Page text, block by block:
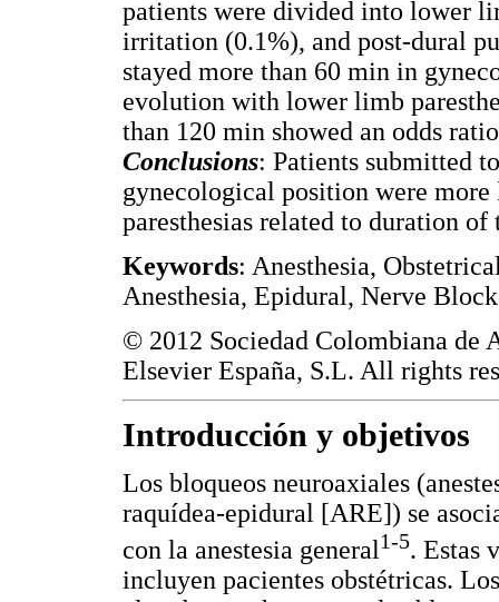
patients were divided into lower
irritation (0.1%), and post-dural
stayed more than 60 min in
evolution with lower limb
than 120 min showed an odds
Conclusions: Patients submitted
gynecological position were
paresthesias related to duration
Keywords: Anesthesia,
Anesthesia, Epidural, Nerve
© 2012 Sociedad Colombiana de
Elsevier España, S.L. All rights
Introducción y objetivos
Los bloqueos neuroaxiales
raquídea-epidural [ARE]) se
con la anestesia general1-5. Estas
incluyen pacientes obstétricas.